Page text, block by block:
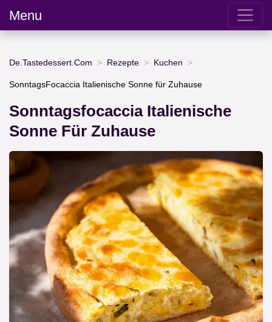
Menu
De.Tastedessert.Com Rezepte Kuchen
SonntagsFocaccia Italienische Sonne für Zuhause
Sonntagsfocaccia Italienische
Sonne Für Zuhause